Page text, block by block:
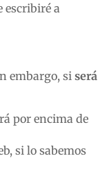
escribiré a
embargo, si será
por encima de
si lo sabemos